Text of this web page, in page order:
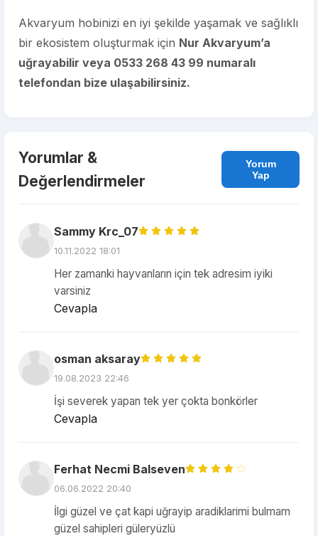
Akvaryum hobinizi en iyi şekilde yaşamak ve sağlıklı
bir ekosistem oluşturmak için Nur Akvaryum’a
uğrayabilir veya 0533 268 43 99 numaralı
telefondan bize ulaşabilirsiniz.
Yorumlar &
Değerlendirmeler
Yorum
Yap
Sammy Krc_07
10.11.2022 18:01
Her zamanki hayvanların için tek adresim iyiki
varsiniz
Cevapla
osman aksaray
19.08.2023 22:46
İşi severek yapan tek yer çokta bonkörler
Cevapla
Ferhat Necmi Balseven
06.06.2022 20:40
İlgi güzel ve çat kapi uğrayip aradiklarimi bulmam
güzel sahipleri güleryüzlü